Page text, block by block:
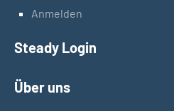
Anmelden
Steady Login
Über uns